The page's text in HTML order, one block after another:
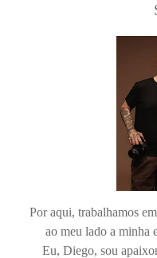
Por aqui, trabalhamos
ao meu lado a minha
Eu, Diego, sou